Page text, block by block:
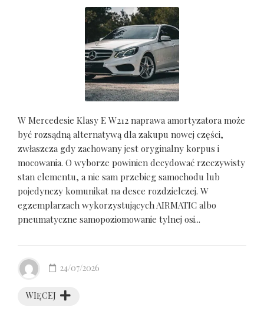
W Mercedesie Klasy E W212 naprawa amortyzatora może
być rozsądną alternatywą dla zakupu nowej części,
zwłaszcza gdy zachowany jest oryginalny korpus i
mocowania. O wyborze powinien decydować rzeczywisty
stan elementu, a nie sam przebieg samochodu lub
pojedynczy komunikat na desce rozdzielczej. W
egzemplarzach wykorzystujących AIRMATIC albo
pneumatyczne samopoziomowanie tylnej osi...
WIĘCEJ
24/07/2026